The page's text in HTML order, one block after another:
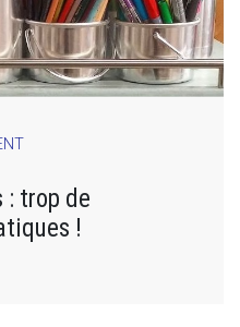
: trop de
!